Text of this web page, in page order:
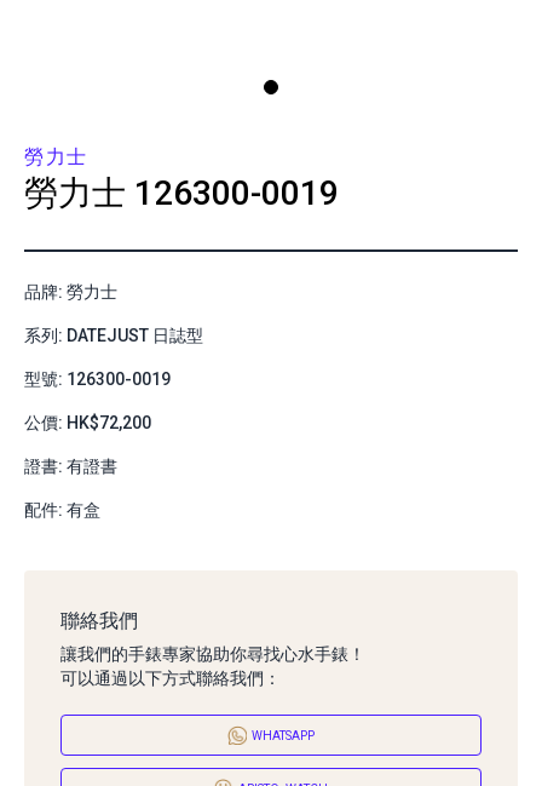
勞力士
勞力士 126300-0019
品牌: 勞力士
系列: DATEJUST 日誌型
型號: 126300-0019
公價: HK$72,200
證書: 有證書
配件: 有盒
聯絡我們
讓我們的手錶專家協助你尋找心水手錶！
可以通過以下方式聯絡我們：
WHATSAPP